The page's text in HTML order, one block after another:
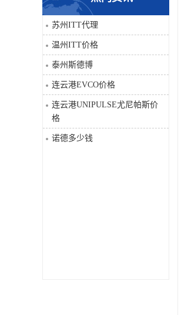
科比
三菱
DRPAG
苏州ITT代理
温州ITT价格
泰州斯德博
连云港EVCO价格
连云港UNIPULSE尤尼帕斯价
格
诺德多少钱